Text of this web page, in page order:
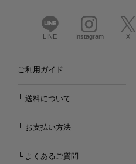
LINE Instagram X
ご利用ガイド
└ 送料について
└ お支払い方法
└ よくあるご質問